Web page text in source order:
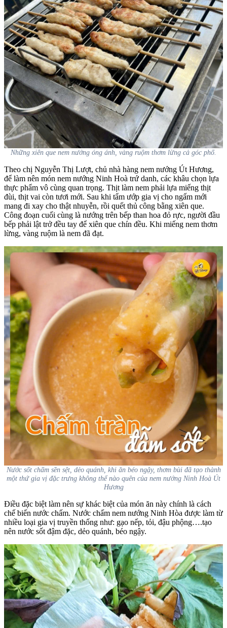
Những xiên que nem nướng óng ánh, vàng ruộm thơm lừng cả góc phố.
Theo chị Nguyễn Thị Lượt, chủ nhà hàng nem nướng Út Hương,
để làm nên món nem nướng Ninh Hoà trứ danh, các khâu chọn lựa
thực phẩm vô cùng quan trọng. Thịt làm nem phải lựa miếng thịt
đùi, thịt vai còn tươi mới. Sau khi tẩm ướp gia vị cho ngấm mới
mang đi xay cho thật nhuyễn, rồi quết thủ công bằng xiên que.
Công đoạn cuối cùng là nướng trên bếp than hoa đỏ rực, người đầu
bếp phải lật trở đều tay để xiên que chín đều. Khi miếng nem thơm
lừng, vàng ruộm là nem đã đạt.
Nước sốt chấm sền sệt, dẻo quánh, khi ăn béo ngậy, thơm bùi đã tạo thành
một thứ gia vị đặc trưng không thể nào quên của nem nướng Ninh Hoà Út
Hương
Điều đặc biệt làm nên sự khác biệt của món ăn này chính là cách
chế biến nước chấm. Nước chấm nem nướng Ninh Hòa được làm từ
nhiều loại gia vị truyền thống như: gạo nếp, tỏi, đậu phộng….tạo
nên nước sốt đậm đặc, dẻo quánh, béo ngậy.